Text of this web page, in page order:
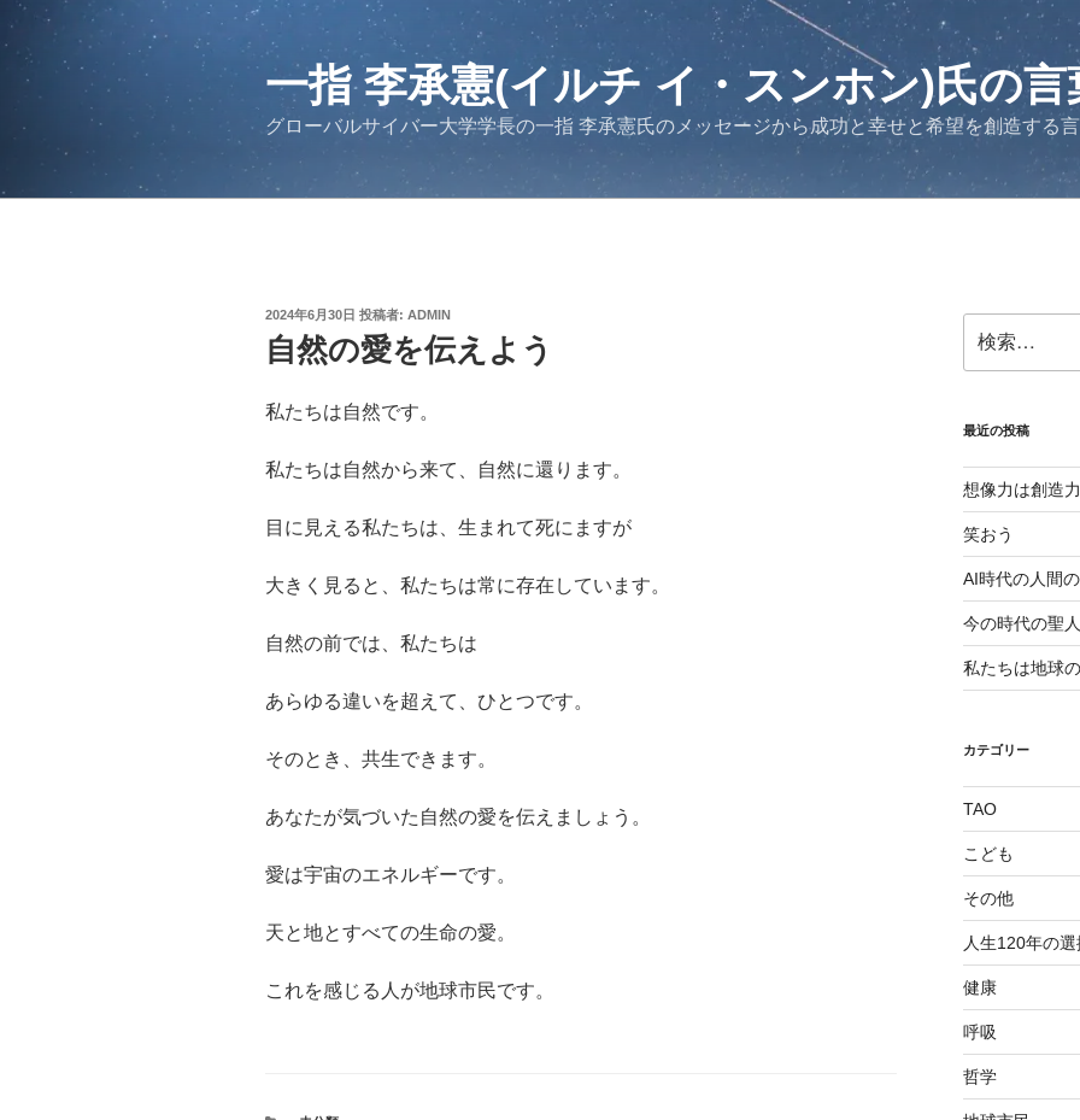
ン
一指 李承憲(イルチ イ・スンホン)氏の言
グローバルサイバー大学学長の一指 李承憲氏のメッセージから成功と幸せと希望を創造する
投
日:
2024年6月30日 投稿者: ADMIN
自然の愛を伝えよう
私たちは自然です。
私たちは自然から来て、自然に還ります。
目に見える私たちは、生まれて死にますが
大きく見ると、私たちは常に存在しています。
自然の前では、私たちは
あらゆる違いを超えて、ひとつです。
そのとき、共生できます。
あなたが気づいた自然の愛を伝えましょう。
愛は宇宙のエネルギーです。
天と地とすべての生命の愛。
これを感じる人が地球市民です。
索:
最近の投稿
想像力は創造力
笑おう
AI時代の人間
今の時代の聖人
私たちは地球
カテゴリー
TAO
こども
その他
人生120年の選
健康
呼吸
哲学